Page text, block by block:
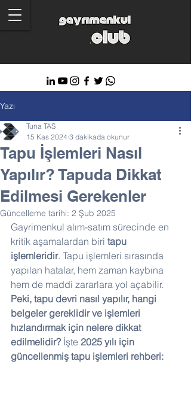
Yazı
Tapu İşlemleri Nasıl
Yapılır? Tapuda Dikkat
Edilmesi Gerekenler
Tuna TAS
15 Kas 2024 3 dakikada okunur
Güncelleme tarihi: 2 Şub 2025
Gayrimenkul alım-satım sürecinde en
kritik aşamalardan biri tapu
işlemleridir. Tapu işlemleri sırasında
yapılan hatalar, hem zaman kaybına
hem de maddi zararlara yol açabilir.
Peki, tapu devri nasıl yapılır, hangi
belgeler gereklidir ve işlemleri
hızlandırmak için nelere dikkat
edilmelidir? İşte 2025 yılı için
güncellenmiş tapu işlemleri rehberi: